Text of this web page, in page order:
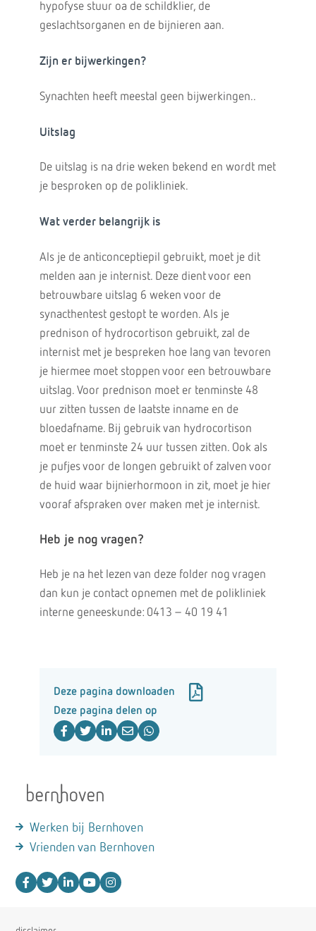
hypofyse stuur oa de schildklier, de
geslachtsorganen en de bijnieren aan.
Zijn er bijwerkingen?
Synachten heeft meestal geen bijwerkingen..
Uitslag
De uitslag is na drie weken bekend en wordt met
je besproken op de polikliniek.
Wat verder belangrijk is
Als je de anticonceptiepil gebruikt, moet je dit
melden aan je internist. Deze dient voor een
betrouwbare uitslag 6 weken voor de
synacthentest gestopt te worden. Als je
prednison of hydrocortison gebruikt, zal de
internist met je bespreken hoe lang van tevoren
je hiermee moet stoppen voor een betrouwbare
uitslag. Voor prednison moet er tenminste 48
uur zitten tussen de laatste inname en de
bloedafname. Bij gebruik van hydrocortison
moet er tenminste 24 uur tussen zitten. Ook als
je pufjes voor de longen gebruikt of zalven voor
de huid waar bijnierhormoon in zit, moet je hier
vooraf afspraken over maken met je internist.
Heb je nog vragen?
Heb je na het lezen van deze folder nog vragen
dan kun je contact opnemen met de polikliniek
interne geneeskunde: 0413 – 40 19 41
Deze pagina downloaden
Deze pagina delen op
Werken bij Bernhoven
Vrienden van Bernhoven